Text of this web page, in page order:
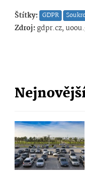
Štítky: GDPR
Zdroj: gdpr.cz,